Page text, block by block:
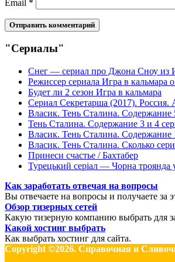
Email *
"Сериалы"
Снег — сериал про Джона Сноу из
Режиссер сериала Игра в кальмара
Будет ли 2 сезон Игра в кальмара
Сериал Секретарша (2017). Россия.
Власик. Тень Сталина. Содержание
Тень Сталина. Содержание 3 и 4
Власик. Тень Сталина. Содержание
Власик. Тень Сталина. Сколько
Принеси счастье / Бахтабер
Турецький серіал — Чорна троянда
Как заработать отвечая на вопросы
Вы отвечаете на вопросы и получаете за
Обзор тизерных сетей
Какую тизерную компанию выбрать для
Какой хостинг выбрать
Как выбрать хостинг для сайта.
Copyright ©2026. Справочная и